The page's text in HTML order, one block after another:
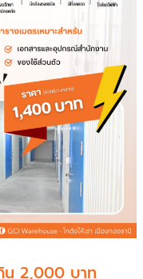
กิน 2,000 บาท